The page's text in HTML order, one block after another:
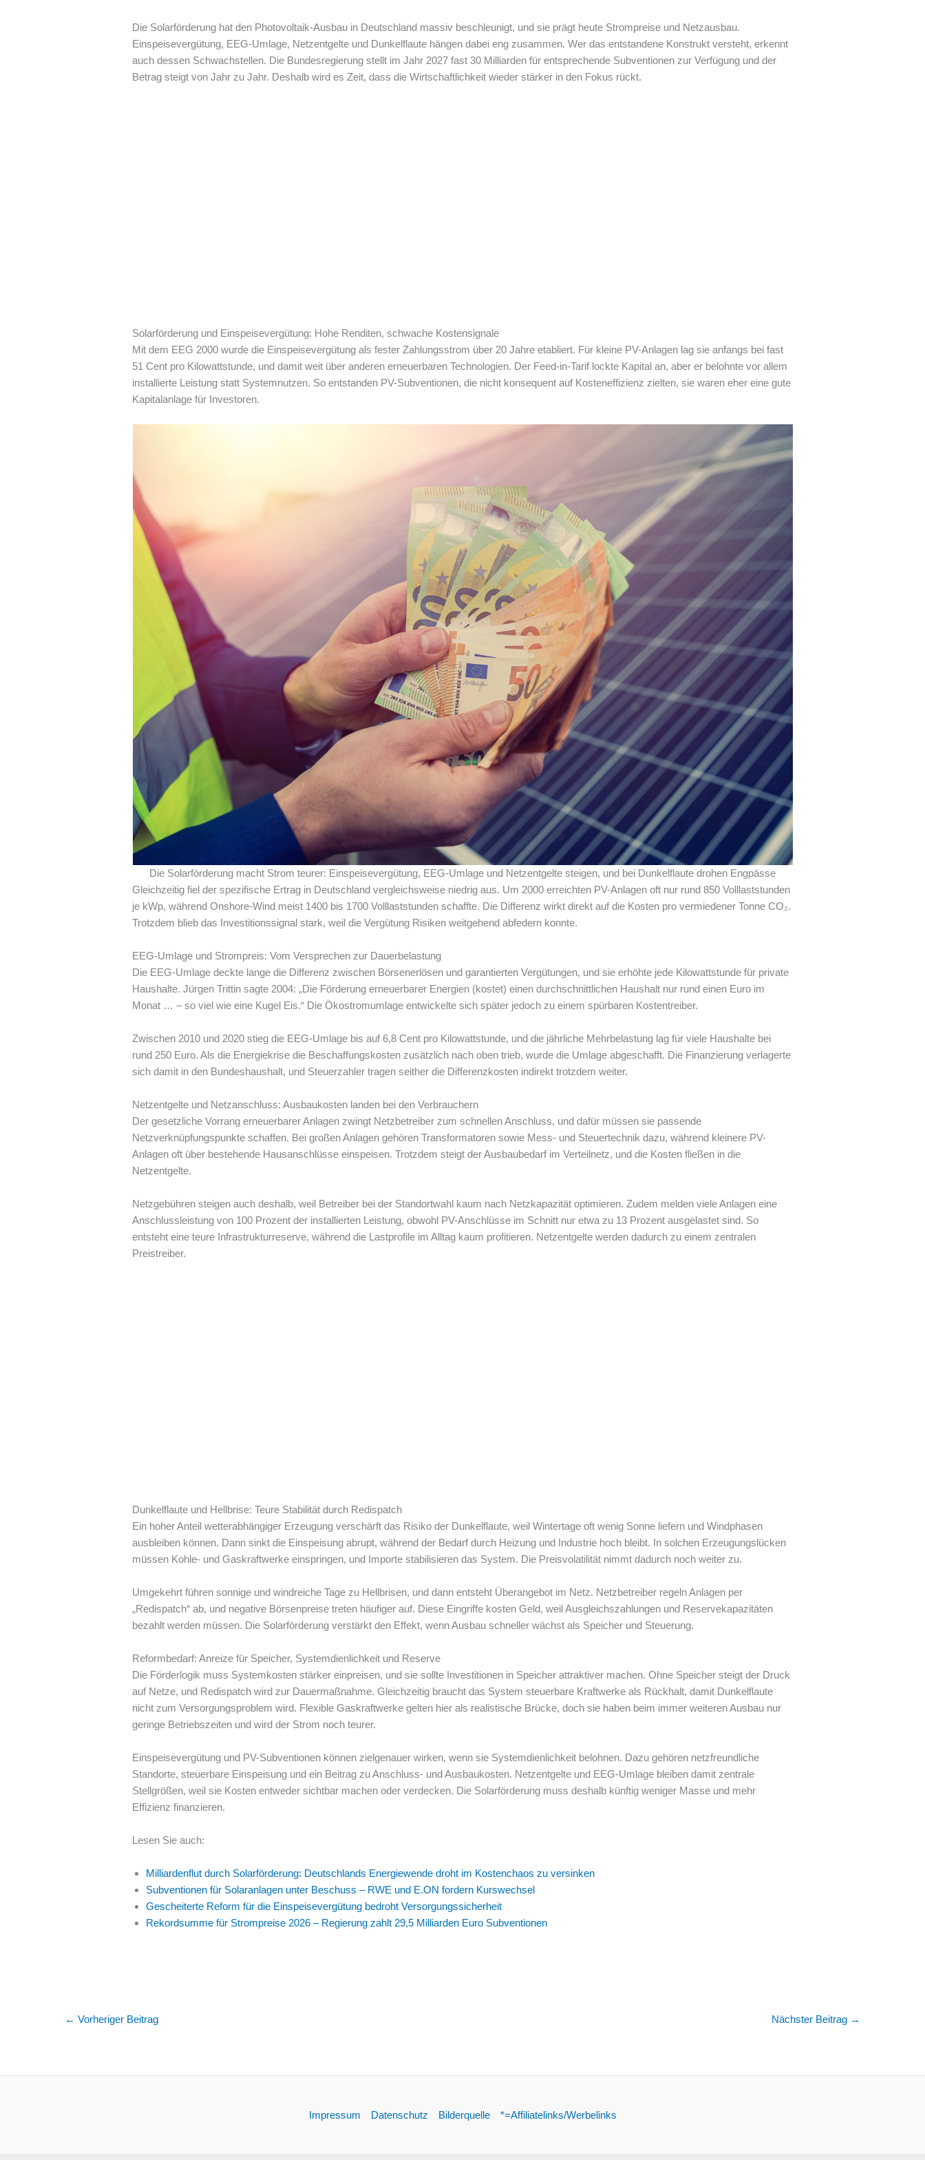
Die Solarförderung hat den Photovoltaik-Ausbau in Deutschland massiv beschleunigt, und sie prägt heute Strompreise und Netzausbau.
Einspeisevergütung, EEG-Umlage, Netzentgelte und Dunkelflaute hängen dabei eng zusammen. Wer das entstandene Konstrukt versteht, erkennt
auch dessen Schwachstellen. Die Bundesregierung stellt im Jahr 2027 fast 30 Milliarden für entsprechende Subventionen zur Verfügung und der
Betrag steigt von Jahr zu Jahr. Deshalb wird es Zeit, dass die Wirtschaftlichkeit wieder stärker in den Fokus rückt.
Solarförderung und Einspeisevergütung: Hohe Renditen, schwache Kostensignale
Mit dem EEG 2000 wurde die Einspeisevergütung als fester Zahlungsstrom über 20 Jahre etabliert. Für kleine PV-Anlagen lag sie anfangs bei fast
51 Cent pro Kilowattstunde, und damit weit über anderen erneuerbaren Technologien. Der Feed-in-Tarif lockte Kapital an, aber er belohnte vor allem
installierte Leistung statt Systemnutzen. So entstanden PV-Subventionen, die nicht konsequent auf Kosteneffizienz zielten, sie waren eher eine gute
Kapitalanlage für Investoren.
Die Solarförderung macht Strom teurer: Einspeisevergütung, EEG-Umlage und Netzentgelte steigen, und bei Dunkelflaute drohen Engpässe
Gleichzeitig fiel der spezifische Ertrag in Deutschland vergleichsweise niedrig aus. Um 2000 erreichten PV-Anlagen oft nur rund 850 Volllaststunden
je kWp, während Onshore-Wind meist 1400 bis 1700 Volllaststunden schaffte. Die Differenz wirkt direkt auf die Kosten pro vermiedener Tonne CO₂.
Trotzdem blieb das Investitionssignal stark, weil die Vergütung Risiken weitgehend abfedern konnte.
EEG-Umlage und Strompreis: Vom Versprechen zur Dauerbelastung
Die EEG-Umlage deckte lange die Differenz zwischen Börsenerlösen und garantierten Vergütungen, und sie erhöhte jede Kilowattstunde für private
Haushalte. Jürgen Trittin sagte 2004: „Die Förderung erneuerbarer Energien (kostet) einen durchschnittlichen Haushalt nur rund einen Euro im
Monat … – so viel wie eine Kugel Eis.“ Die Ökostromumlage entwickelte sich später jedoch zu einem spürbaren Kostentreiber.
Zwischen 2010 und 2020 stieg die EEG-Umlage bis auf 6,8 Cent pro Kilowattstunde, und die jährliche Mehrbelastung lag für viele Haushalte bei
rund 250 Euro. Als die Energiekrise die Beschaffungskosten zusätzlich nach oben trieb, wurde die Umlage abgeschafft. Die Finanzierung verlagerte
sich damit in den Bundeshaushalt, und Steuerzahler tragen seither die Differenzkosten indirekt trotzdem weiter.
Netzentgelte und Netzanschluss: Ausbaukosten landen bei den Verbrauchern
Der gesetzliche Vorrang erneuerbarer Anlagen zwingt Netzbetreiber zum schnellen Anschluss, und dafür müssen sie passende
Netzverknüpfungspunkte schaffen. Bei großen Anlagen gehören Transformatoren sowie Mess- und Steuertechnik dazu, während kleinere PV-
Anlagen oft über bestehende Hausanschlüsse einspeisen. Trotzdem steigt der Ausbaubedarf im Verteilnetz, und die Kosten fließen in die
Netzentgelte.
Netzgebühren steigen auch deshalb, weil Betreiber bei der Standortwahl kaum nach Netzkapazität optimieren. Zudem melden viele Anlagen eine
Anschlussleistung von 100 Prozent der installierten Leistung, obwohl PV-Anschlüsse im Schnitt nur etwa zu 13 Prozent ausgelastet sind. So
entsteht eine teure Infrastrukturreserve, während die Lastprofile im Alltag kaum profitieren. Netzentgelte werden dadurch zu einem zentralen
Preistreiber.
Dunkelflaute und Hellbrise: Teure Stabilität durch Redispatch
Ein hoher Anteil wetterabhängiger Erzeugung verschärft das Risiko der Dunkelflaute, weil Wintertage oft wenig Sonne liefern und Windphasen
ausbleiben können. Dann sinkt die Einspeisung abrupt, während der Bedarf durch Heizung und Industrie hoch bleibt. In solchen Erzeugungslücken
müssen Kohle- und Gaskraftwerke einspringen, und Importe stabilisieren das System. Die Preisvolatilität nimmt dadurch noch weiter zu.
Umgekehrt führen sonnige und windreiche Tage zu Hellbrisen, und dann entsteht Überangebot im Netz. Netzbetreiber regeln Anlagen per
„Redispatch“ ab, und negative Börsenpreise treten häufiger auf. Diese Eingriffe kosten Geld, weil Ausgleichszahlungen und Reservekapazitäten
bezahlt werden müssen. Die Solarförderung verstärkt den Effekt, wenn Ausbau schneller wächst als Speicher und Steuerung.
Reformbedarf: Anreize für Speicher, Systemdienlichkeit und Reserve
Die Förderlogik muss Systemkosten stärker einpreisen, und sie sollte Investitionen in Speicher attraktiver machen. Ohne Speicher steigt der Druck
auf Netze, und Redispatch wird zur Dauermaßnahme. Gleichzeitig braucht das System steuerbare Kraftwerke als Rückhalt, damit Dunkelflaute
nicht zum Versorgungsproblem wird. Flexible Gaskraftwerke gelten hier als realistische Brücke, doch sie haben beim immer weiteren Ausbau nur
geringe Betriebszeiten und wird der Strom noch teurer.
Einspeisevergütung und PV-Subventionen können zielgenauer wirken, wenn sie Systemdienlichkeit belohnen. Dazu gehören netzfreundliche
Standorte, steuerbare Einspeisung und ein Beitrag zu Anschluss- und Ausbaukosten. Netzentgelte und EEG-Umlage bleiben damit zentrale
Stellgrößen, weil sie Kosten entweder sichtbar machen oder verdecken. Die Solarförderung muss deshalb künftig weniger Masse und mehr
Effizienz finanzieren.
Lesen Sie auch:
Milliardenflut durch Solarförderung: Deutschlands Energiewende droht im Kostenchaos zu versinken
Subventionen für Solaranlagen unter Beschuss – RWE und E.ON fordern Kurswechsel
Gescheiterte Reform für die Einspeisevergütung bedroht Versorgungssicherheit
Rekordsumme für Strompreise 2026 – Regierung zahlt 29,5 Milliarden Euro Subventionen
← Vorheriger Beitrag Nächster Beitrag →
Impressum Datenschutz Bilderquelle *=Affiliatelinks/Werbelinks